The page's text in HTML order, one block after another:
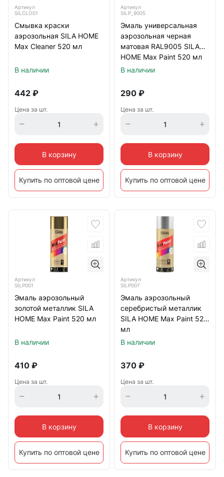
Артикул
SILCLO01
Смывка краски
аэрозольная SILA HOME
Max Cleaner 520 мл
В наличии
442 ₽
Цена за шт.
В корзину
Купить по оптовой цене
Артикул
SILP_9005
Эмаль универсальная
аэрозольная черная
матовая RAL9005 SILA
HOME Max Paint 520 мл
В наличии
290 ₽
Цена за шт.
В корзину
Купить по оптовой цене
Артикул
SILP001
Эмаль аэрозольный
золотой металлик SILA
HOME Max Paint 520 мл
В наличии
410 ₽
Цена за шт.
В корзину
Купить по оптовой цене
Артикул
SILP007
Эмаль аэрозольный
серебристый металлик
SILA HOME Max Paint 520
мл
В наличии
370 ₽
Цена за шт.
В корзину
Купить по оптовой цене